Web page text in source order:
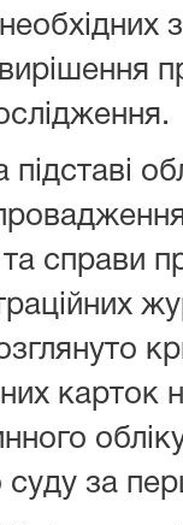
справи
карток
за